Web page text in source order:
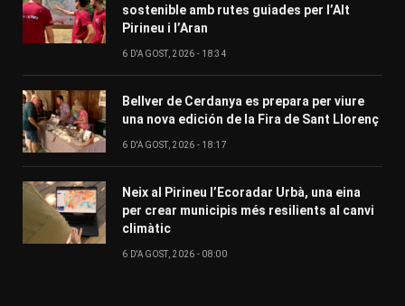
sostenible amb rutes guiades per l’Alt
Pirineu i l’Aran
6 D'AGOST, 2026 - 18:34
Bellver de Cerdanya es prepara per viure
una nova edición de la Fira de Sant Llorenç
6 D'AGOST, 2026 - 18:17
Neix al Pirineu l’Ecoradar Urbà, una eina
per crear municipis més resilients al canvi
climàtic
6 D'AGOST, 2026 - 08:00